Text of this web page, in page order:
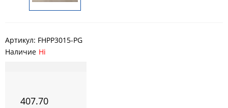
Артикул: FHPP3015-PG
Наличие Ні
407.70